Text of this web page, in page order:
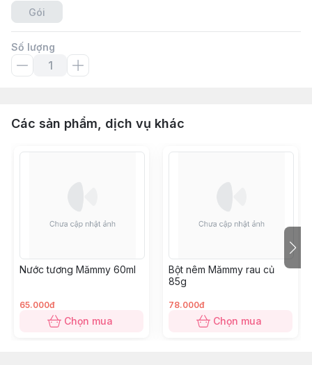
Gói
Số lượng
Các sản phẩm, dịch vụ khác
Nước tương Mămmy 60ml
65.000đ
Chọn mua
Bột nêm Mămmy rau củ
85g
78.000đ
Chọn mua